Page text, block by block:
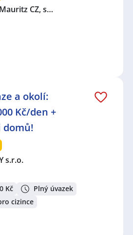
CZ, s…
a okolí:
Kč/den +
s.r.o.
Kč
Plný úvazek
cizince